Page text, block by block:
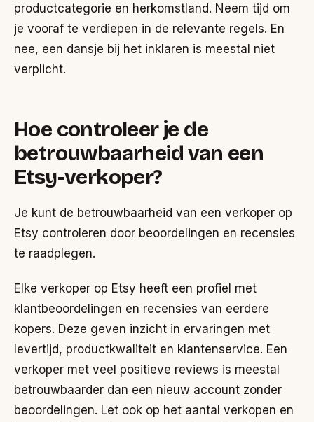
productcategorie en herkomstland. Neem tijd om
je vooraf te verdiepen in de relevante regels. En
nee, een dansje bij het inklaren is meestal niet
verplicht.
Hoe controleer je de
betrouwbaarheid van een
Etsy-verkoper?
Je kunt de betrouwbaarheid van een verkoper op
Etsy controleren door beoordelingen en recensies
te raadplegen.
Elke verkoper op Etsy heeft een profiel met
klantbeoordelingen en recensies van eerdere
kopers. Deze geven inzicht in ervaringen met
levertijd, productkwaliteit en klantenservice. Een
verkoper met veel positieve reviews is meestal
betrouwbaarder dan een nieuw account zonder
beoordelingen. Let ook op het aantal verkopen en